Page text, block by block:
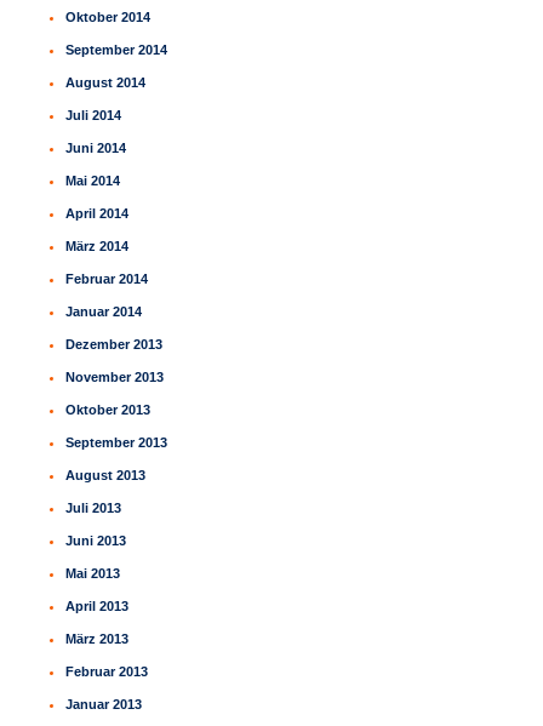
Oktober 2014
September 2014
August 2014
Juli 2014
Juni 2014
Mai 2014
April 2014
März 2014
Februar 2014
Januar 2014
Dezember 2013
November 2013
Oktober 2013
September 2013
August 2013
Juli 2013
Juni 2013
Mai 2013
April 2013
März 2013
Februar 2013
Januar 2013